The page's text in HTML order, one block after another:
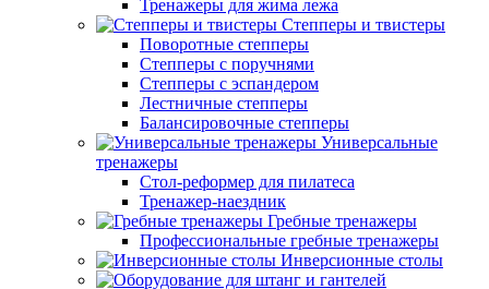
Тренажеры для жима лежа
Степперы и твистеры
Поворотные степперы
Степперы с поручнями
Степперы с эспандером
Лестничные степперы
Балансировочные степперы
Универсальные
тренажеры
Стол-реформер для пилатеса
Тренажер-наездник
Гребные тренажеры
Профессиональные гребные тренажеры
Инверсионные столы